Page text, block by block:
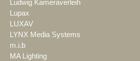
Ludwig Kameraverleih
Lupax
LUXAV
LYNX Media Systems
m.i.b
MA Lighting